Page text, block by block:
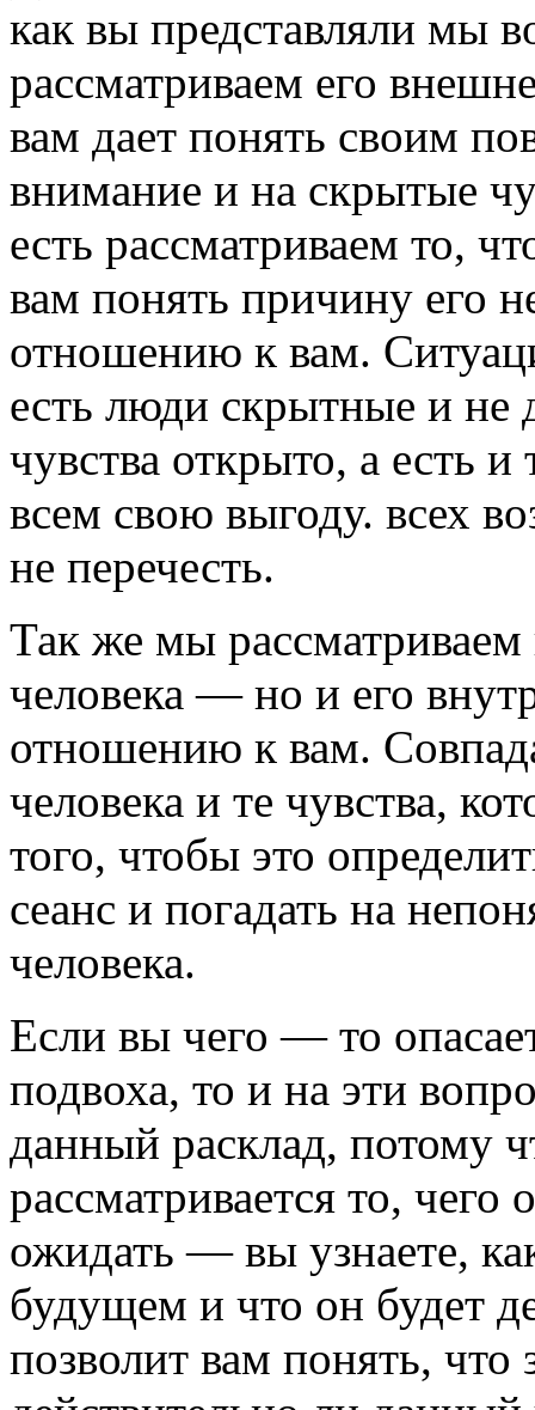
как вы представляли мы
рассматриваем его
вам дает понять своим
внимание и на скрытые
есть рассматриваем то,
вам понять причину его
отношению к вам.
есть люди скрытные и
чувства открыто, а есть и
всем свою выгоду. всех
не перечесть.
Так же мы рассматриваем
человека — но и его
отношению к вам.
человека и те чувства,
того, чтобы это
сеанс и погадать на
человека.
Если вы чего — то
подвоха, то и на эти
данный расклад, потому
рассматривается то, чего
ожидать — вы узнаете,
будущем и что он будет
позволит вам понять,